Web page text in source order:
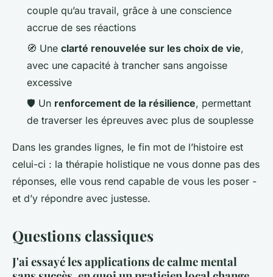
couple qu’au travail, grâce à une conscience
accrue de ses réactions
🧭 Une clarté renouvelée sur les choix de vie,
avec une capacité à trancher sans angoisse
excessive
🛡️ Un renforcement de la résilience, permettant
de traverser les épreuves avec plus de souplesse
Dans les grandes lignes, le fin mot de l’histoire est
celui-ci : la thérapie holistique ne vous donne pas des
réponses, elle vous rend capable de vous les poser -
et d’y répondre avec justesse.
Questions classiques
J'ai essayé les applications de calme mental